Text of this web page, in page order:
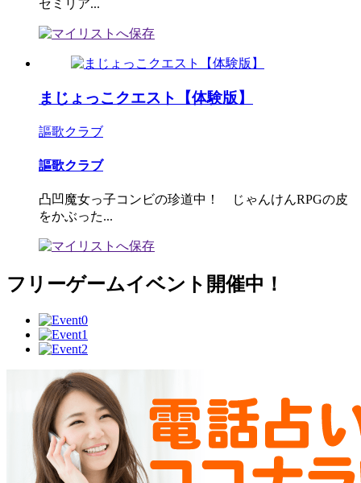
セミリア...
まじょっこクエスト【体験版】
謳歌クラブ
謳歌クラブ
凸凹魔女っ子コンビの珍道中！ じゃんけんRPGの皮
をかぶった...
フリーゲームイベント開催中！